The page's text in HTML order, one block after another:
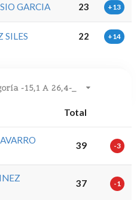
GARCIA 23 +13
SILES 22 +14
-15,1 A 26,4-_
Total
39 -3
37 -1